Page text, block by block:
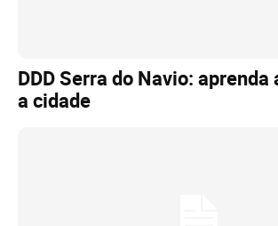
DDD Serra do Navio:
a cidade